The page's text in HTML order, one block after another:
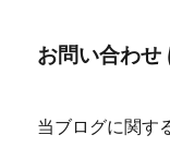
カ
お問い合わせ
当ブログに関す